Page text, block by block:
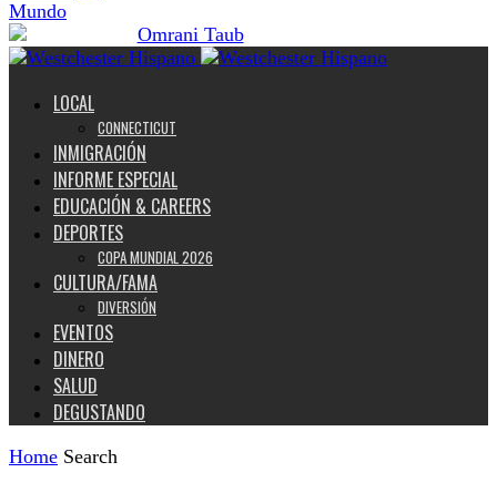
Mundo
LOCAL
CONNECTICUT
INMIGRACIÓN
INFORME ESPECIAL
EDUCACIÓN & CAREERS
DEPORTES
COPA MUNDIAL 2026
CULTURA/FAMA
DIVERSIÓN
EVENTOS
DINERO
SALUD
DEGUSTANDO
Home Search